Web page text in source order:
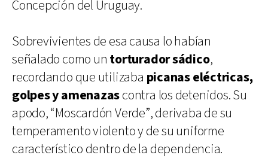
Concepción del Uruguay.
Sobrevivientes de esa causa lo habían
señalado como un torturador sádico,
recordando que utilizaba picanas eléctricas,
golpes y amenazascontra los detenidos. Su
apodo, “Moscardón Verde”, derivaba de su
temperamento violento y de su uniforme
característico dentro de la dependencia.